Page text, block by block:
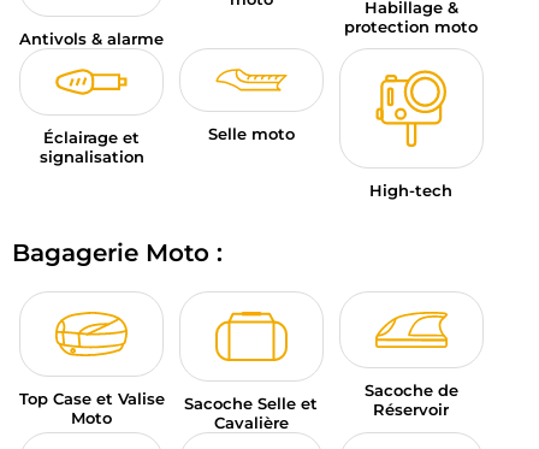
Antivols & alarme
Habillage &
protection moto
Éclairage et
signalisation
Selle moto
High-tech
Bagagerie Moto :
Top Case et Valise
Moto
Sacoche Selle et
Cavalière
Sacoche de
Réservoir